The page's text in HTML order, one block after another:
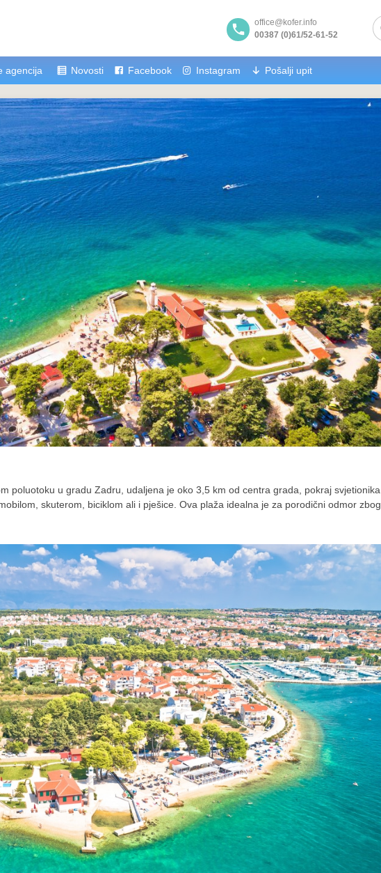
office@kofer.info
00387 (0)61/52-61-52
agencija Novosti Facebook Instagram Pošalji upit
poluotoku u gradu Zadru, udaljena je oko 3,5 km od centra grada, pokraj svjetionika
skuterom, biciklom ali i pješice. Ova plaža idealna je za porodični odmor zbog